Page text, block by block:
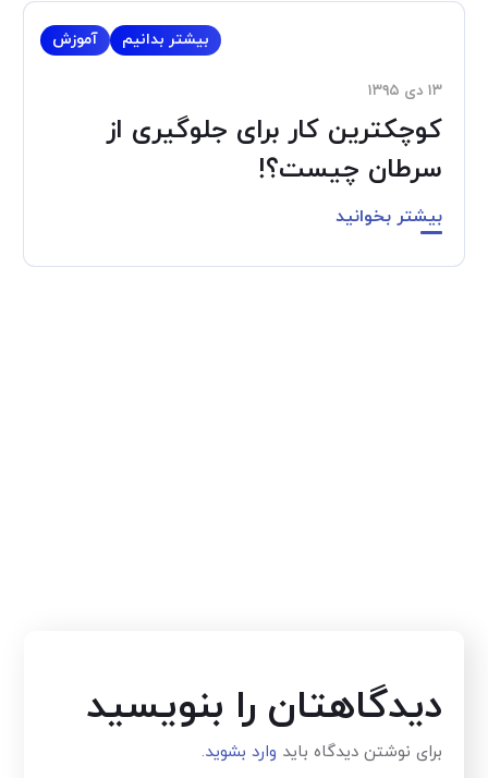
آموزش بیشتر بدانیم
۱۳ دی ۱۳۹۵
کوچکترین کار برای جلوگیری از
سرطان چیست؟!
بیشتر بخوانید
دیدگاهتان را بنویسید
برای نوشتن دیدگاه باید وارد بشوید.